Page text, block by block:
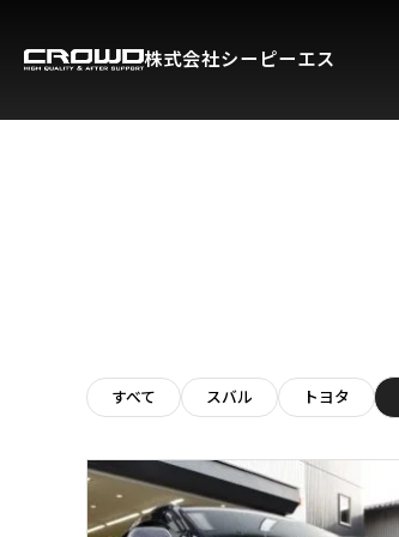
株式会社シーピーエス
すべて スバル トヨタ